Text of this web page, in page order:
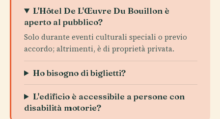
L'Hôtel De L'Œuvre Du Bouillon è
aperto al pubblico?
Solo durante eventi culturali speciali o previo
accordo; altrimenti, è di proprietà privata.
Ho bisogno di biglietti?
L'edificio è accessibile a persone con
disabilità motorie?